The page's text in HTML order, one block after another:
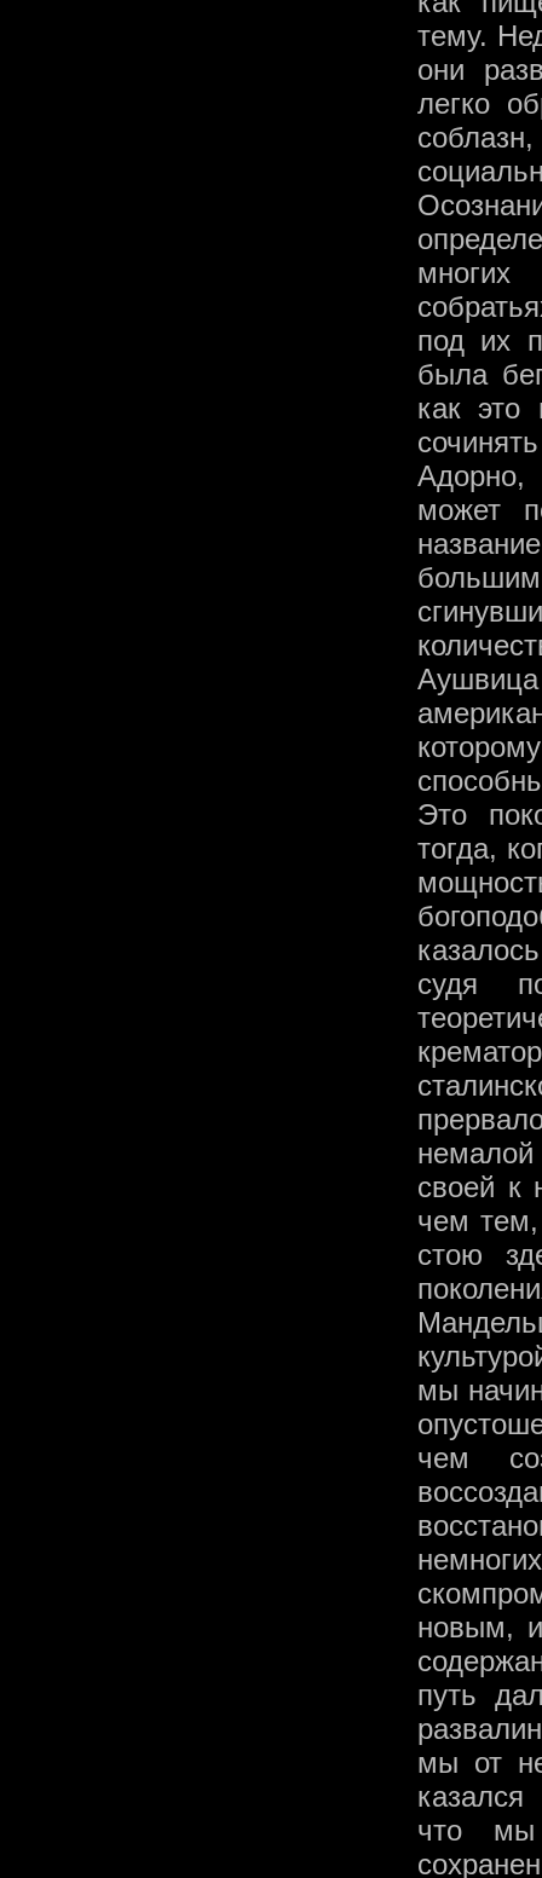
тему.
они
легко
многих
под их
была
как это
Адорно,
может
Аушвица
Это
тогда,
судя
своей к
чем тем,
стою
мы
чем
новым,
путь
мы от
что мы